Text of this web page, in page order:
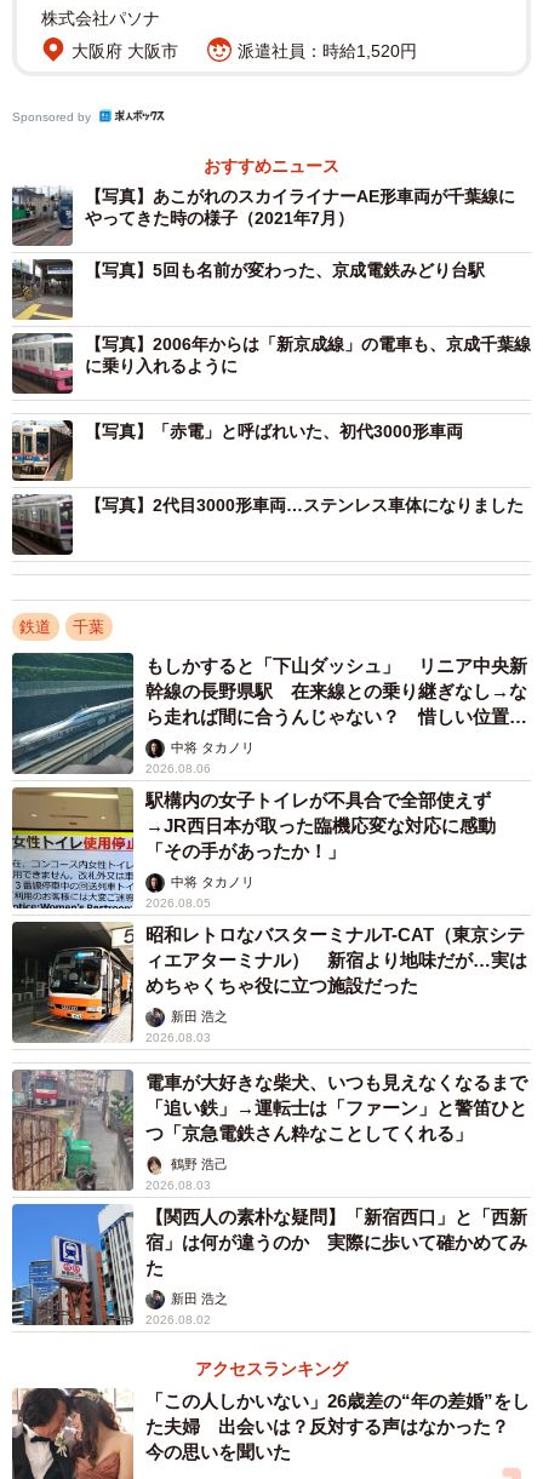
新京成電鉄8800形。千葉線へ乗り入れ（撮影：マグナム小林）
本線より先に開通した千葉線、その理由は？
京成電鉄は「京成」というくらいですから、東京と成田を
結ぶ為に作られた鉄道です。しかし、全線開通は今の本線
より千葉線の方が先でした。
そうなった理由は諸説ありますが、その中の一つが観光客
目当てというもの。昭和30年代までは東京湾が今のように
埋め立てられておらず、海岸線が続いていて、海水浴客や
潮干狩りなどの観光客が多かったのです。それを当て込ん
で、本線よりも千葉線の方を早く開業させたとのこと。東
京に住んでいる65歳以上の方は、一度は遠足などで千葉線
沿いの海岸へ潮干狩りに来ていたとか。
そのせいか、駅名も現在の「みどり台駅」は「浜海岸駅」
で、「西登戸駅」は「千葉海岸駅」と海にちなんだもので
した。余談ですが、西登戸駅は日本難読駅名の一つに数え
られています。読めますか？「にしのぶと」と読むんで
す。この西登戸駅や新千葉駅から海までは200mくらいしか
ありませんでした。
駅の改称の歴史
ちなみにみどり台駅は5回も改称しており、「浜海岸駅」か
ら「帝大工学部前駅」「工学部前駅」「黒砂駅」、そして
「みどり台駅」。現在はすぐ近くにZOZOの本社や10年近
く建築中の前澤邸があるので、「ZOZO前駅」や「前澤邸前
駅」などの改称があるとかないとか。
株式会社パソナ
大阪府 大阪市
派遣社員：時給1,520円
Sponsored by
おすすめニュース
【写真】あこがれのスカイライナーAE形車両が千葉線に
やってきた時の様子（2021年7月）
【写真】5回も名前が変わった、京成電鉄みどり台駅
【写真】2006年からは「新京成線」の電車も、京成千葉線
に乗り入れるように
【写真】「赤電」と呼ばれいた、初代3000形車両
【写真】2代目3000形車両…ステンレス車体になりました
鉄道 千葉
もしかすると「下山ダッシュ」 リニア中央新
幹線の長野県駅 在来線との乗り継ぎなし→な
ら走れば間に合うんじゃない？ 惜しい位置関
係が反響
中将 タカノリ
2026.08.06
駅構内の女子トイレが不具合で全部使えず
→JR西日本が取った臨機応変な対応に感動
「その手があったか！」
中将 タカノリ
2026.08.05
昭和レトロなバスターミナルT-CAT（東京シテ
ィエアターミナル） 新宿より地味だが…実は
めちゃくちゃ役に立つ施設だった
新田 浩之
2026.08.03
電車が大好きな柴犬、いつも見えなくなるまで
「追い鉄」→運転士は「ファーン」と警笛ひと
つ「京急電鉄さん粋なことしてくれる」
鶴野 浩己
2026.08.03
【関西人の素朴な疑問】「新宿西口」と「西新
宿」は何が違うのか 実際に歩いて確かめてみ
た
新田 浩之
2026.08.02
アクセスランキング
「この人しかいない」26歳差の“年の差婚”をし
た夫婦 出会いは？反対する声はなかった？
今の思いを聞いた